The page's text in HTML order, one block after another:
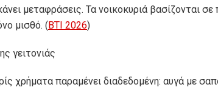
μεταφράσεις. Τα νοικοκυριά βασίζονται
μισθό. (BTI 2026)
γειτονιάς
χρήματα παραμένει διαδεδομένη: αυγά με